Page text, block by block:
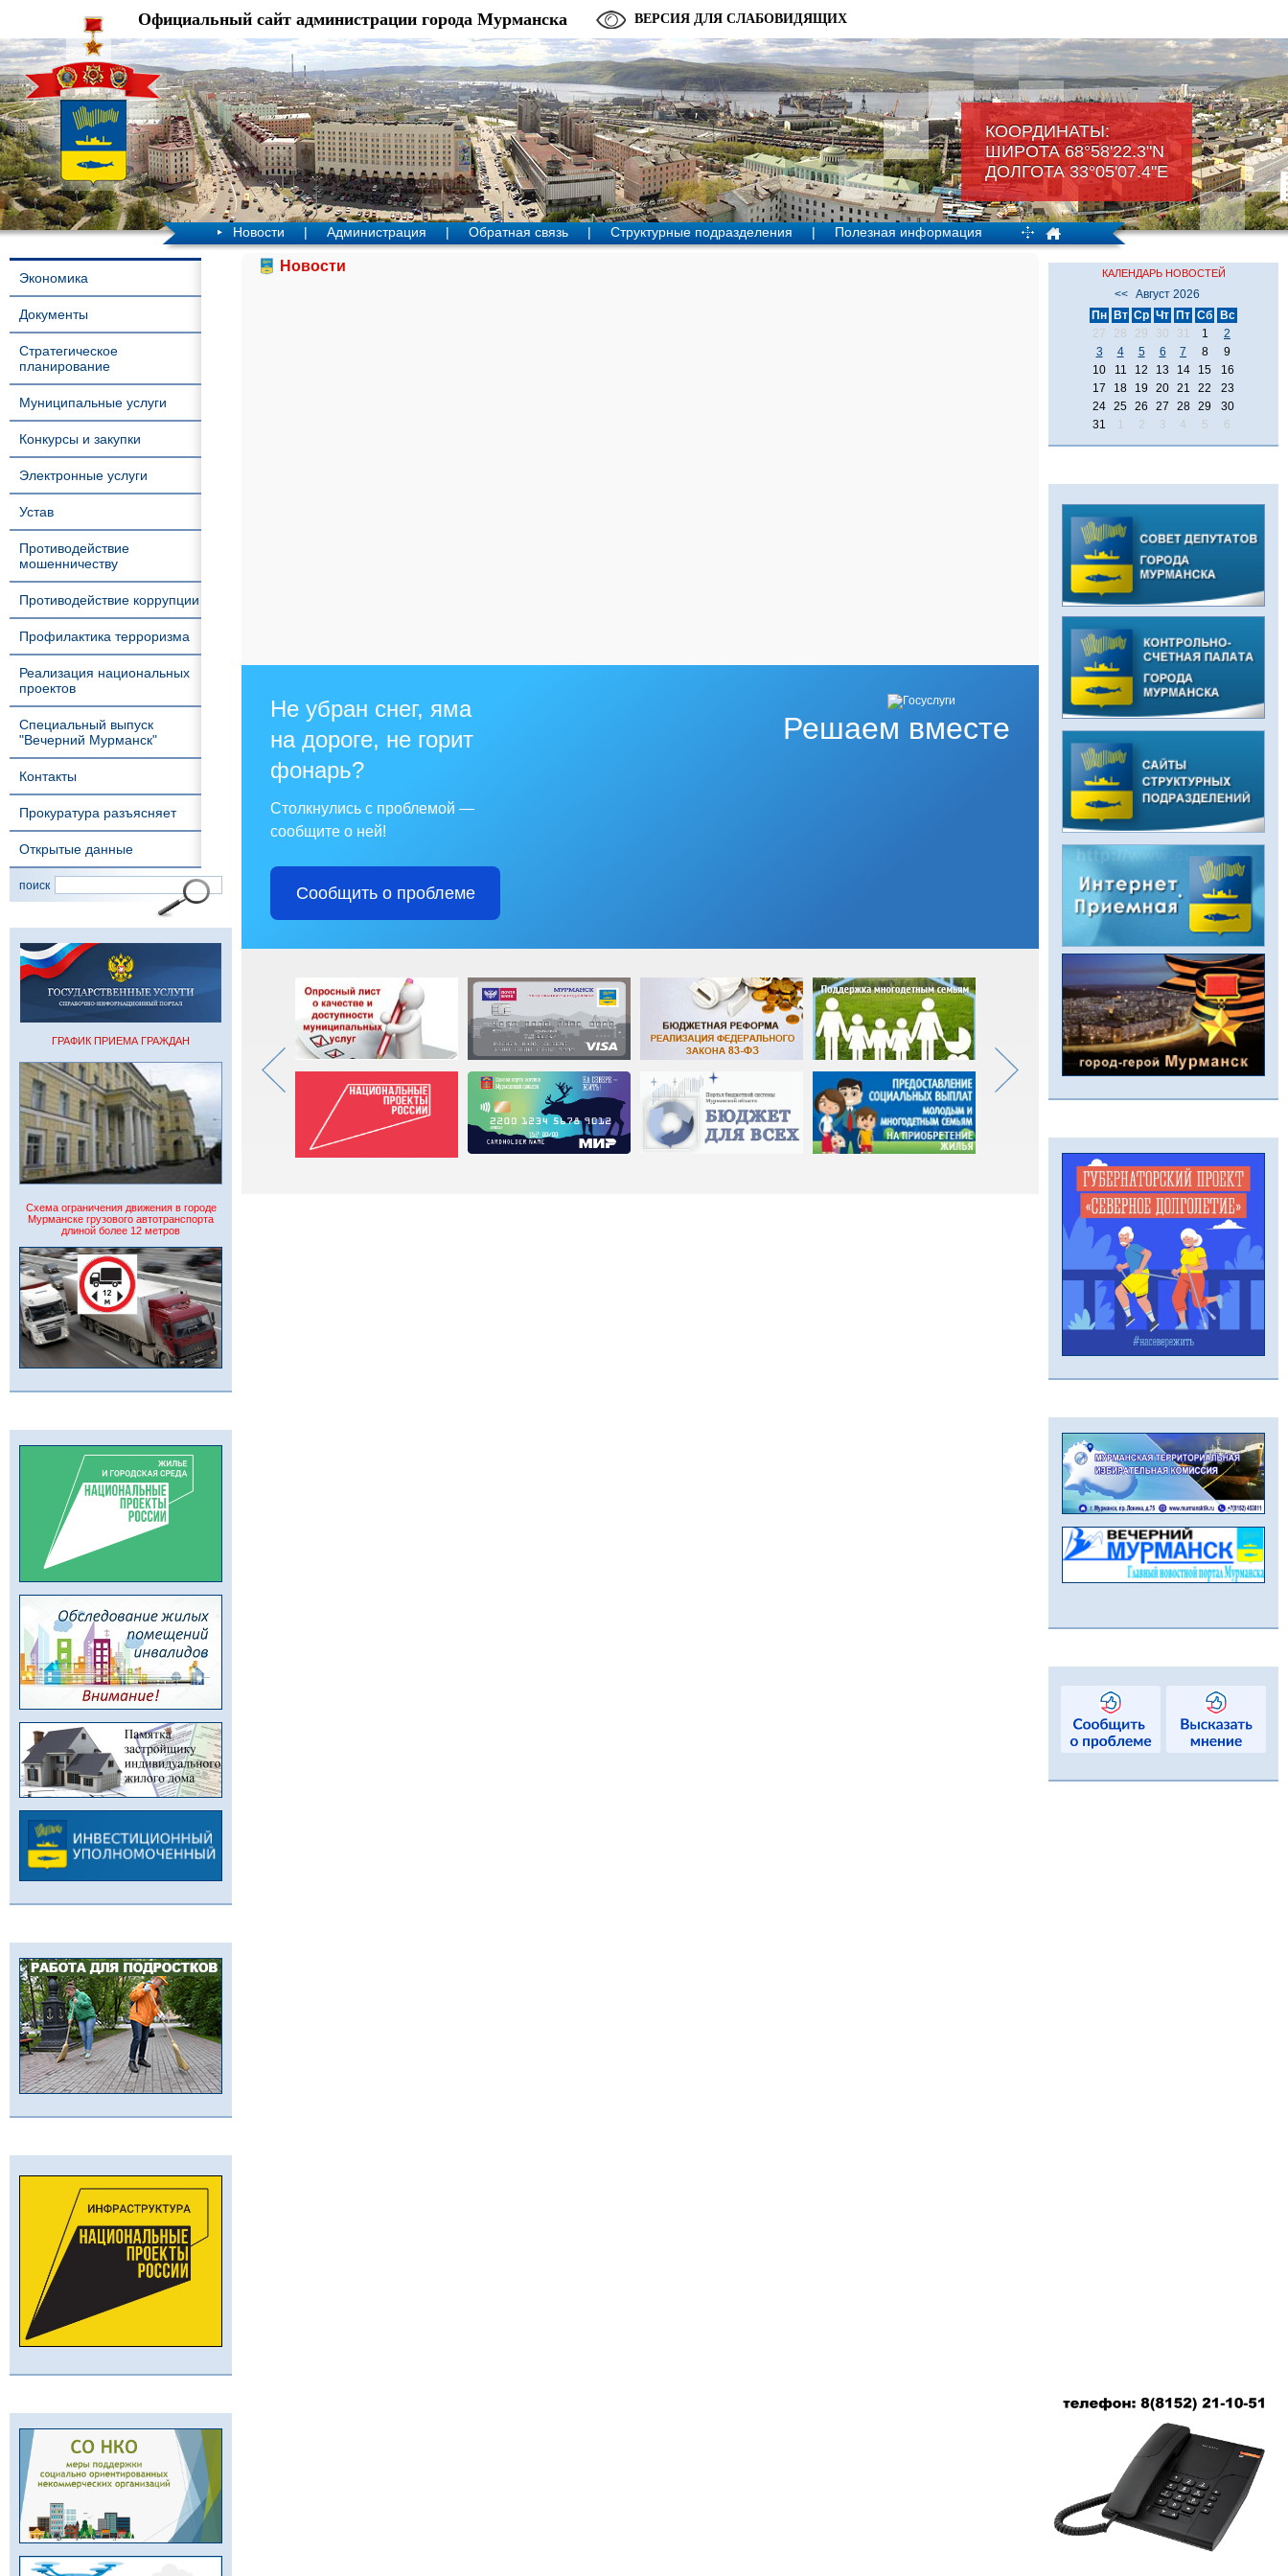
КООРДИНАТЫ:
ШИРОТА 68°58'22.3"N
ДОЛГОТА 33°05'07.4"Е
Официальный сайт администрации города Мурманска ВЕРСИЯ ДЛЯ СЛАБОВИДЯЩИХ
Новости | Администрация | Обратная связь | Структурные подразделения | Полезная информация
Экономика
Документы
Стратегическое
планирование
Муниципальные услуги
Конкурсы и закупки
Электронные услуги
Устав
Противодействие
мошенничеству
Противодействие коррупции
Профилактика терроризма
Реализация национальных
проектов
Специальный выпуск
"Вечерний Мурманск"
Контакты
Прокуратура разъясняет
Открытые данные
поиск
ГРАФИК ПРИЕМА ГРАЖДАН
Схема ограничения движения в городе
Мурманске грузового автотранспорта
длиной более 12 метров
Новости
Решаем вместе
Не убран снег, яма
на дороге, не горит
фонарь?
Столкнулись с проблемой —
сообщите о ней!
Сообщить о проблеме
КАЛЕНДАРЬ НОВОСТЕЙ
<<
Август 2026
Пн
Вт Ср Чт Пт Сб
Вс
27
28 29 30 31 1
2
3
4 5 6 7 8
9
10
11 12 13 14 15
16
17
18 19 20 21 22
23
24 25 26 27 28 29
30
31
1 2 3 4 5 6